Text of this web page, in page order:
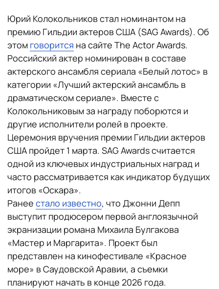
Юрий Колокольников стал номинантом на
премию Гильдии актеров США (SAG Awards). Об
этом говорится на сайте The Actor Awards.
Российский актер номинирован в составе
актерского ансамбля сериала «Белый лотос» в
категории «Лучший актерский ансамбль в
драматическом сериале». Вместе с
Колокольниковым за награду поборются и
другие исполнители ролей в проекте.
Церемония вручения премии Гильдии актеров
США пройдет 1 марта. SAG Awards считается
одной из ключевых индустриальных наград и
часто рассматривается как индикатор будущих
итогов «Оскара».
Ранее стало известно, что Джонни Депп
выступит продюсером первой англоязычной
экранизации романа Михаила Булгакова
«Мастер и Маргарита». Проект был
представлен на кинофестивале «Красное
море» в Саудовской Аравии, а съемки
планируют начать в конце 2026 года.